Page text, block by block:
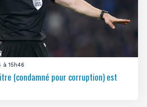
à 15h46
(condamné pour corruption) est